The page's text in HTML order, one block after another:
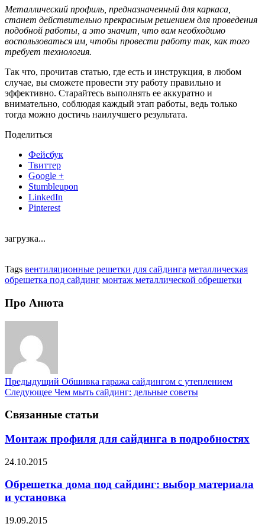
Металлический профиль, предназначенный для каркаса,
станет действительно прекрасным решением для проведения
подобной работы, а это значит, что вам необходимо
воспользоваться им, чтобы провести работу так, как того
требует технология.
Так что, прочитав статью, где есть и инструкция, в любом
случае, вы сможете провести эту работу правильно и
эффективно. Старайтесь выполнять ее аккуратно и
внимательно, соблюдая каждый этап работы, ведь только
тогда можно достичь наилучшего результата.
Поделиться
Фейсбук
Твиттер
Google +
Stumbleupon
LinkedIn
Pinterest
загрузка...
Tags вентиляционные решетки для сайдинга металлическая
обрешетка под сайдинг монтаж металлической обрешетки
Про Анюта
Предыдущий Обшивка гаража сайдингом с утеплением
Следующее Чем мыть сайдинг: дельные советы
Связанные статьи
Монтаж профиля для сайдинга в подробностях
24.10.2015
Обрешетка дома под сайдинг: выбор материала
и установка
19.09.2015